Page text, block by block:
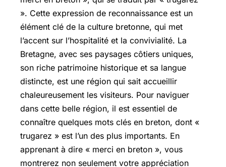
». Cette expression de reconnaissance est un
élément clé de la culture bretonne, qui met
l’accent sur l’hospitalité et la convivialité. La
Bretagne, avec ses paysages côtiers uniques,
son riche patrimoine historique et sa langue
distincte, est une région qui sait accueillir
chaleureusement les visiteurs. Pour naviguer
dans cette belle région, il est essentiel de
connaître quelques mots clés en breton, dont «
trugarez » est l’un des plus importants. En
apprenant à dire « merci en breton », vous
montrerez non seulement votre appréciation